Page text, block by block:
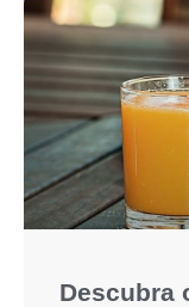
Descubra